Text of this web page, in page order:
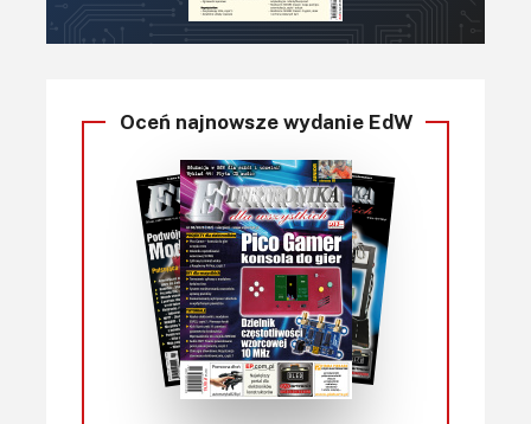
Oceń najnowsze wydanie EdW